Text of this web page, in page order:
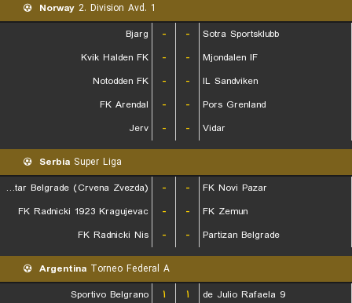
Norway 2. Division Avd. 1
Bjarg
- -
Sotra Sportsklubb
Kvik Halden FK
- -
Mjondalen IF
Notodden FK
- -
IL Sandviken
FK Arendal
- -
Pors Grenland
Jerv
- - Vidar
Serbia Super Liga
FK Red Star Belgrade (Crvena Zvezda)
- -
FK Novi Pazar
FK Radnicki 1923 Kragujevac
- -
FK Zemun
FK Radnicki Nis
- - Partizan Belgrade
Argentina Torneo Federal A
Sportivo Belgrano
۱ ۱
9 de Julio Rafaela